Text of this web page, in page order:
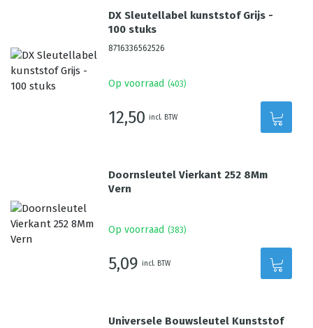
DX Sleutellabel kunststof Grijs -
100 stuks
8716336562526
Op voorraad (403)
12,50 incl. BTW
Doornsleutel Vierkant 252 8Mm
Vern
Op voorraad (383)
5,09 incl. BTW
Universele Bouwsleutel Kunststof